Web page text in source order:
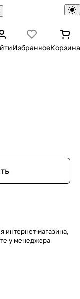
ИзбранноеКорзина
интернет-магазина,
у менеджера